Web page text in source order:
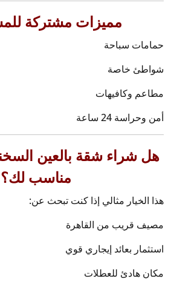
مميزات مشتركة
حمامات سباحة
شواطئ خاصة
مطاعم وكافيهات
أمن وحراسة 24 ساعة
هل شراء شقة بالعين
مناسب لك؟
هذا الخيار مثالي إذا كنت تبحث عن:
مصيف قريب من القاهرة
استثمار بعائد إيجاري قوي
مكان هادئ للعطلات